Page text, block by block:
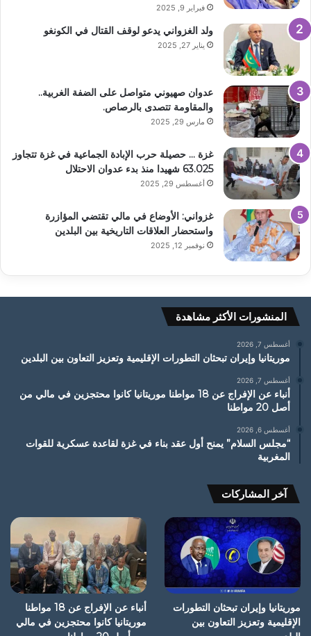
فبراير 9, 2025
ولد الغزواني يدعو لوقف القتال في الكونغو
يناير 27, 2025
عدوان صهيوني متواصل على الضفة الغربية..
والمقاومة تتصدى بالرصاص.
مارس 29, 2025
غزة … حصيلة حرب الإبادة الجماعية في غزة تتجاوز
63.025 شهيدا منذ بدء عدوان الاحتلال
أغسطس 29, 2025
غزواني: الأوضاع في مالي تقتضي المؤازرة
واستحضار العلاقات التاريخية بين البلدين
نوفمبر 12, 2025
المنشورات الأكثر مشاهدة
أغسطس 7, 2026
موريتانيا وإيران تبحثان التطورات الإقليمية وتعزيز التعاون بين البلدين
أغسطس 7, 2026
أنباء عن الإفراج عن 18 مواطنا موريتانيا كانوا محتجزين في مالي من
أصل 20 مواطنا
أغسطس 6, 2026
“مجلس السلام” يمنح أول عقد بناء في غزة لقاعدة عسكرية للقوات
المغربية
آخر المشاركات
موريتانيا وإيران تبحثان التطورات
الإقليمية وتعزيز التعاون بين
أنباء عن الإفراج عن 18 مواطنا
موريتانيا كانوا محتجزين في مالي